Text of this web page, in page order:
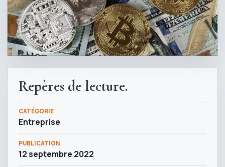
Repères de lecture.
CATÉGORIE
Entreprise
PUBLICATION
12 septembre 2022